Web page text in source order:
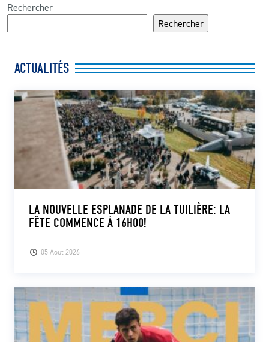
Rechercher
Rechercher
ACTUALITÉS
05 Août 2026
LA NOUVELLE ESPLANADE DE LA TUILIÈRE: LA
FÊTE COMMENCE À 16H00!